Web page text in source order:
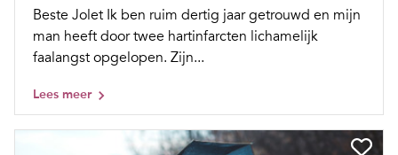
Beste Jolet Ik ben ruim dertig jaar getrouwd en mijn
man heeft door twee hartinfarcten lichamelijk
faalangst opgelopen. Zijn...
Lees meer